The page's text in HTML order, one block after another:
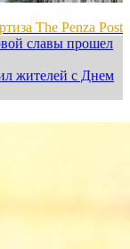
The Penza Post
славы прошел
жителей с Днем